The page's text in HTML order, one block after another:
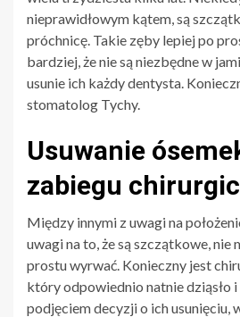
nieprawidłowym kątem, są
próchnicę. Takie zęby lepiej po
bardziej, że nie są niezbędne w
usunie ich każdy dentysta.
stomatolog Tychy.
Usuwanie
zabiegu
Między innymi z uwagi na
uwagi na to, że są szczątkowe, nie
prostu wyrwać. Konieczny jest
który odpowiednio natnie dziąsło i
podjęciem decyzji o ich usunięciu,